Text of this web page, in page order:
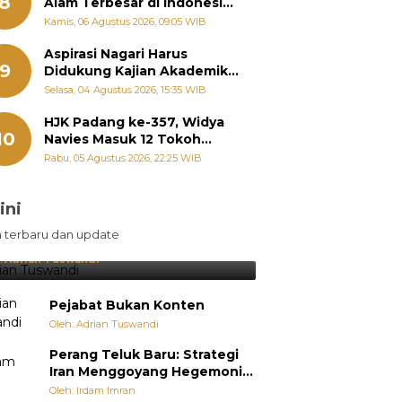
Groundbreaking September
Kamis, 06 Agustus 2026, 09:05 WIB
9
Aspirasi Nagari Harus
Didukung Kajian Akademik,
Zigo Rolanda: Agar Mudah
Kementerian
Selasa, 04 Agustus 2026, 15:35 WIB
HJK Padang ke-357, Widya
Navies Masuk 12 Tokoh
Masyarakat Penerima
Rabu, 05 Agustus 2026, 22:25 WIB
terbaru dan update
Lebih Diunggulkan, tetapi
Selalu Punya Cara Membuat
Adrian Tuswandi
Pejabat Bukan Konten
Oleh: Adrian Tuswandi
Perang Teluk Baru: Strategi
Iran Menggoyang Hegemoni
AS dari Dalam
Oleh: Irdam Imran